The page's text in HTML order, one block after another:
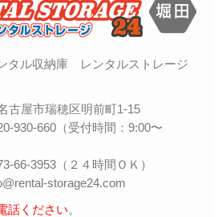
タル収納庫 レンタルストレージ
古屋市瑞穂区明前町1-15
930-660（受付時間：9:00〜
3953（２４時間ＯＫ）
storage24.com
話ください。